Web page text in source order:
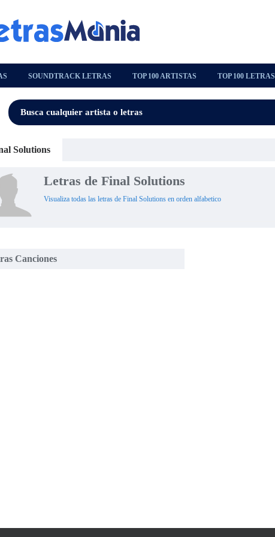
SOUNDTRACK LETRAS TOP 100 ARTISTAS TOP 100 LETRAS
Solutions
Letras de Final Solutions
Visualiza todas las letras de Final Solutions en orden alfabetico
Canciones